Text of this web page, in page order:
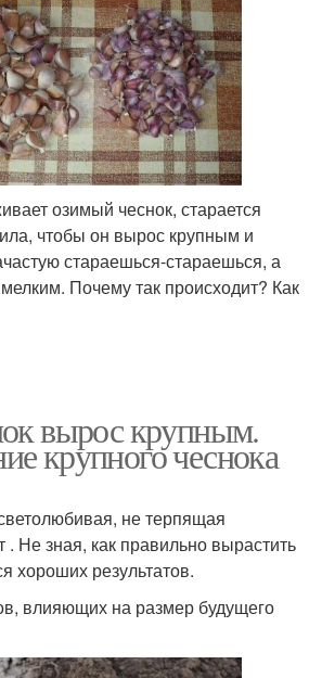
озимый чеснок, старается
чтобы он вырос крупным и
стараешься-стараешься, а
Почему так происходит? Как
вырос крупным.
крупного чеснока
не терпящая
Не зная, как правильно вырастить
хороших результатов.
влияющих на размер будущего